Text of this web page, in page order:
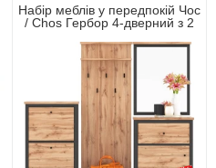
Набір меблів у передпокій Чос
/ Chos Гербор 4-дверний з 2